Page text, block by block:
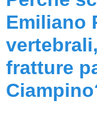
Emiliano
fratture